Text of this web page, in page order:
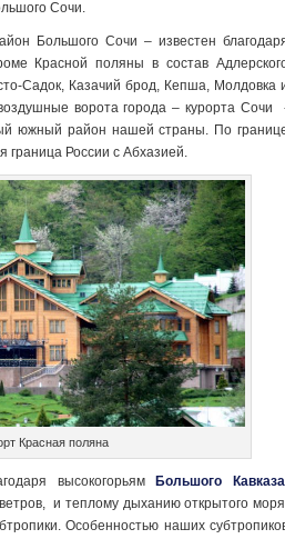
Сочи.
Большого Сочи – известен
Красной поляны в состав
Садок, Казачий брод, Кепша, Молдовка
ворота города – курорта Сочи
южный район нашей страны. По
граница России с Абхазией.
Красная поляна
высокогорьям Большого Кавказа
и теплому дыханию открытого
Особенностью наших